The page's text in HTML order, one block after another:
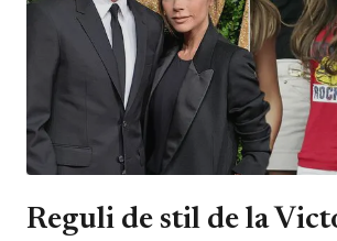
Reguli de stil de la